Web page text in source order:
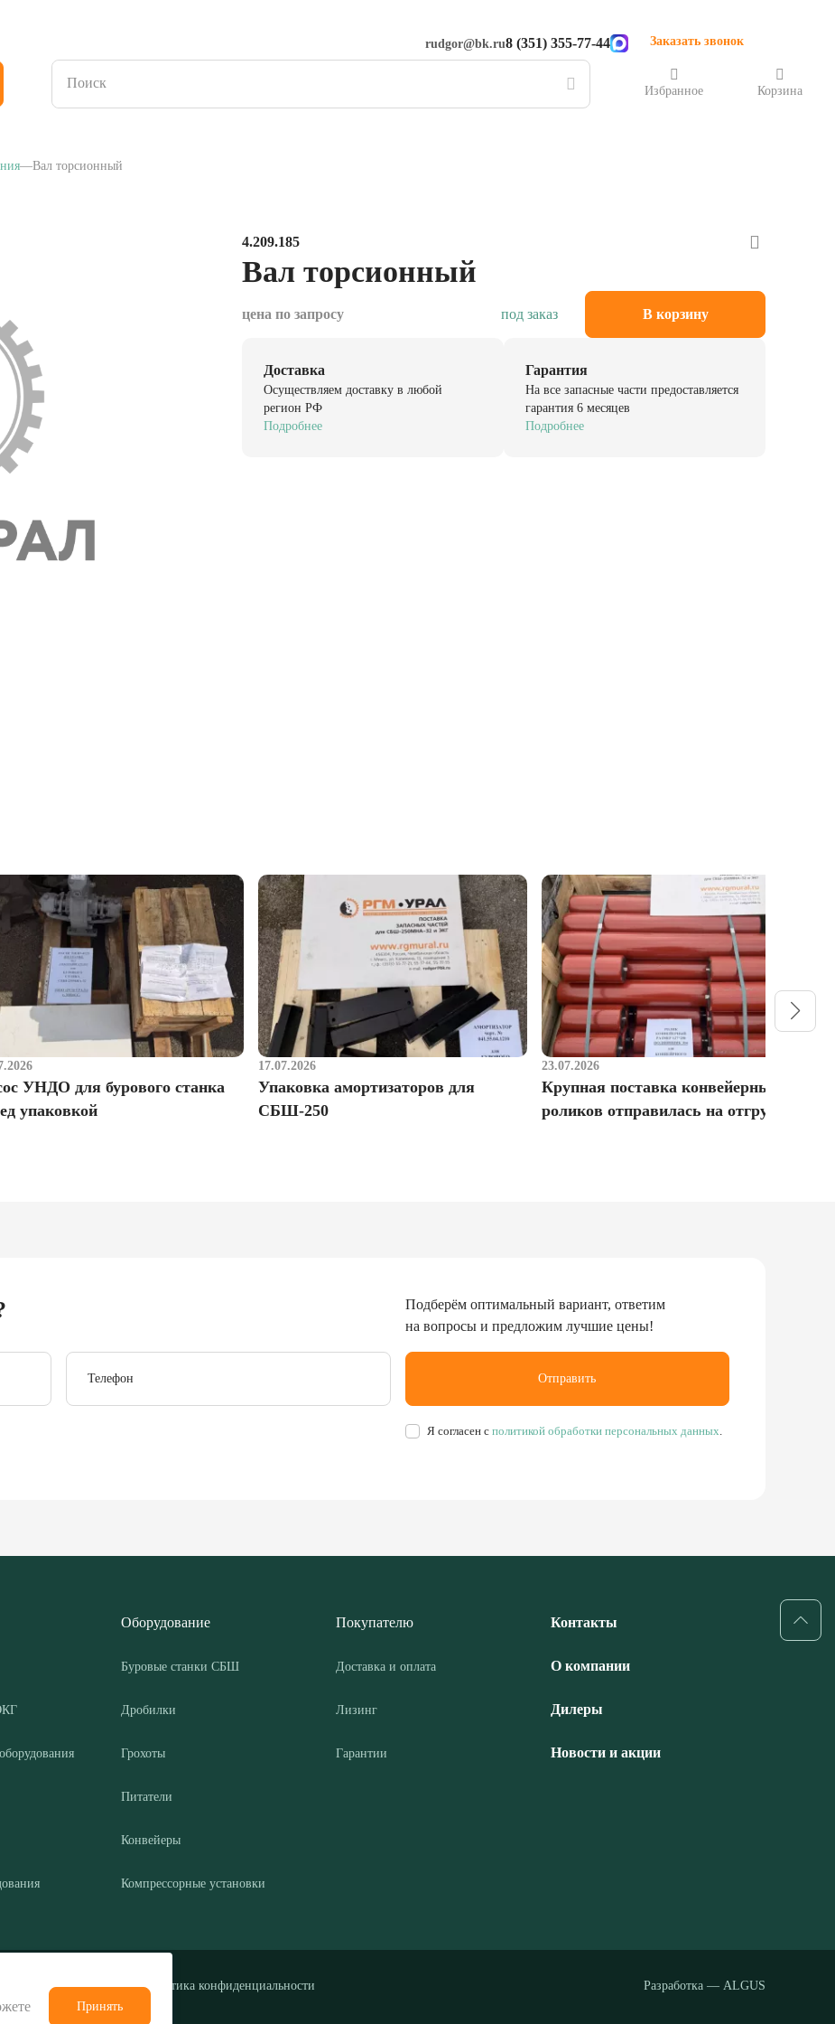
rudgor@bk.ru8 (351) 355-77-44 Заказать звонок
Избранное Корзина
Вал торсионный
4.209.185
Вал торсионный
цена по запросу под заказ В корзину
Доставка
Осуществляем доставку в любой
регион РФ
Подробнее
Гарантия
На все запасные части предоставляется
гарантия 6 месяцев
Подробнее
УНДО для бурового станка
упаковкой
17.07.2026
Упаковка амортизаторов для
СБШ-250
23.07.2026
Крупная поставка конвейерных
роликов отправилась на отгрузку
Телефон
Я согласен сполитикой обработки персональных данных
Отправить
Подберём оптимальный вариант, ответим
на вопросы и предложим лучшие цены!
Оборудование
Буровые станки СБШ
Дробилки
Грохоты
Питатели
Конвейеры
Компрессорные установки
Покупателю
Доставка и оплата
Лизинг
Гарантии
Контакты
О компании
Дилеры
Новости и акции
Политика конфиденциальности Разработка — ALGUS
Принять